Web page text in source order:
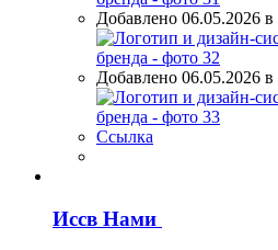
Добавлено 06.05.2026 в
Добавлено 06.05.2026 в
Ссылка
Иссв Нами